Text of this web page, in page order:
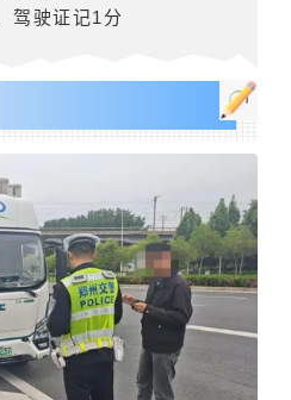
驾驶证记1 分